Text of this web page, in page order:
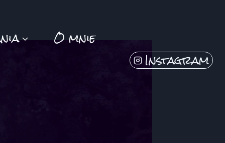
O mnie
Instagram